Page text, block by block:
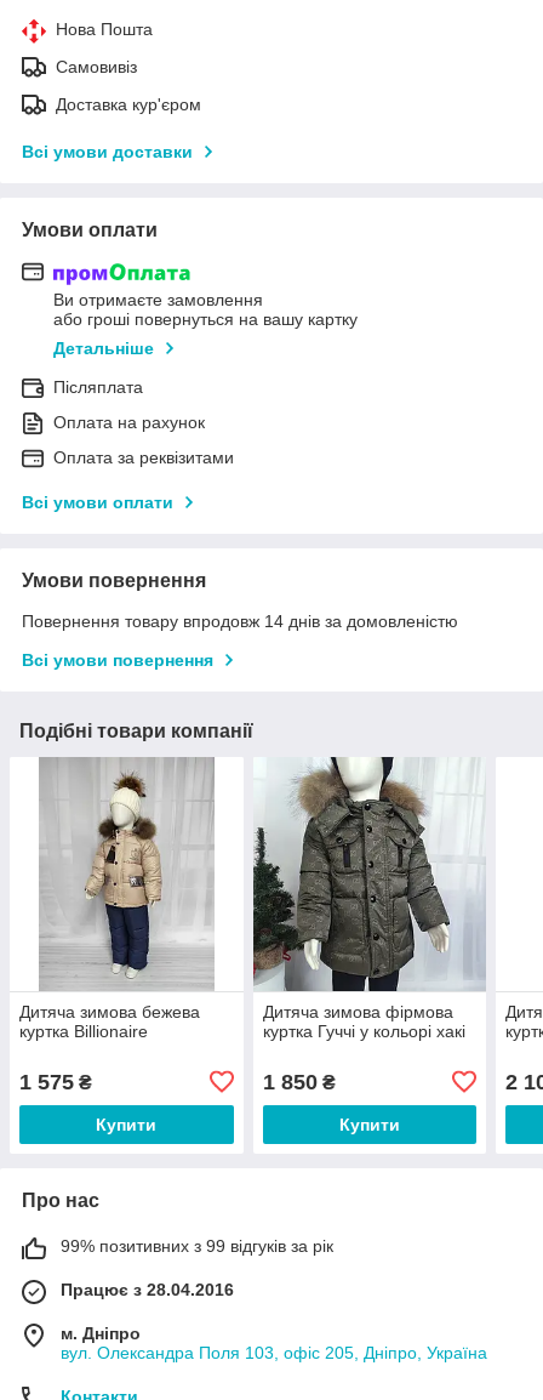
Нова Пошта
Самовивіз
Доставка кур'єром
Всі умови доставки
Умови оплати
Ви отримаєте замовлення
або гроші повернуться на вашу картку
Детальніше
Післяплата
Оплата на рахунок
Оплата за реквізитами
Всі умови оплати
Умови повернення
Повернення товару впродовж 14 днів за домовленістю
Всі умови повернення
Подібні товари компанії
Дитяча зимова бежева
куртка Billionaire
1 575 ₴
Купити
Дитяча зимова фірмова
куртка Гуччі у кольорі хакі
1 850₴
Купити
2
Про нас
99% позитивних з 99 відгуків за рік
Працює з 28.04.2016
м. Дніпро
вул. Олександра Поля 103, офіс 205, Дніпро, Україна